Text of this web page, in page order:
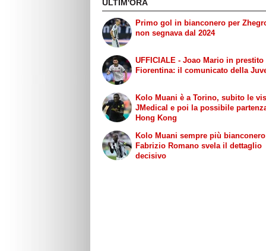
ULTIM'ORA
Primo gol in bianconero per
non segnava dal 2024
UFFICIALE - Joao Mario in prestito
Fiorentina: il comunicato della
Kolo Muani è a Torino, subito le
JMedical e poi la possibile
Hong Kong
Kolo Muani sempre più
Fabrizio Romano svela il dettaglio
decisivo